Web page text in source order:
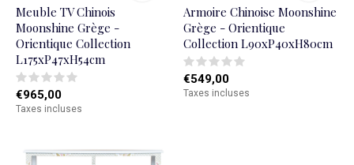
Meuble TV Chinois
Moonshine Grège -
Orientique Collection
L175xP47xH54cm
€965,00
Taxes incluses
Armoire Chinoise Moonshine
Grège - Orientique
Collection L90xP40xH80cm
€549,00
Taxes incluses